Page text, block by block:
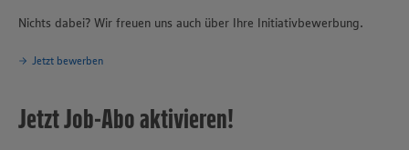
Nichts dabei? Wir freuen uns auch über Ihre Initiativbewerbung.
Jetzt bewerben
Jetzt Job-Abo aktivieren!